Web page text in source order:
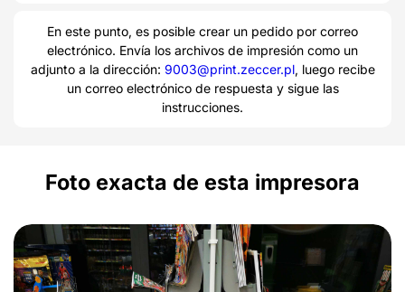
En este punto, es posible crear un pedido por correo
electrónico. Envía los archivos de impresión como un
adjunto a la dirección: 9003@print.zeccer.pl, luego recibe
un correo electrónico de respuesta y sigue las
instrucciones.
Foto exacta de esta impresora